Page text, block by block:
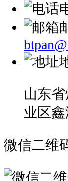
山东
业区鑫
微信二维